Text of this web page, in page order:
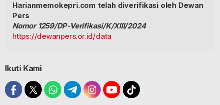
Harianmemokepri.com telah diverifikasi oleh Dewan
Pers
Nomor 1259/DP-Verifikasi/K/XIII/2024
https://dewanpers.or.id/data
Ikuti Kami